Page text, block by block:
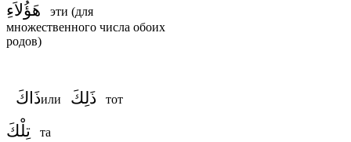
هَؤُلاَءِ эти (для
множественного числа обоих
родов)
ذَاكَили ذَلِكَ тот
تِلْكَ та